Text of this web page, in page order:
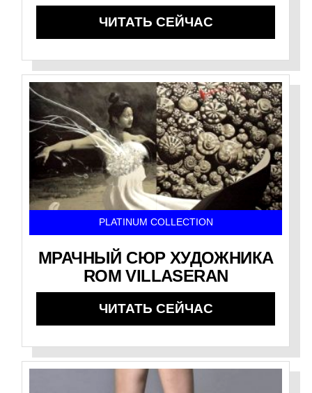
ЧИТАТЬ СЕЙЧАС
PLATINUM COLLECTION
МРАЧНЫЙ СЮР ХУДОЖНИКА
ROM VILLASERAN
ЧИТАТЬ СЕЙЧАС